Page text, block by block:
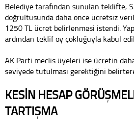
Belediye tarafından sunulan teklifte,
doğrultusunda daha önce ücretsiz
1250 TL ücret belirlenmesi istendi.
ardından teklif oy çokluğuyla kabul
AK Parti meclis üyeleri ise ücretin
seviyede tutulması gerektiğini
KESİN HESAP
TARTIŞMA